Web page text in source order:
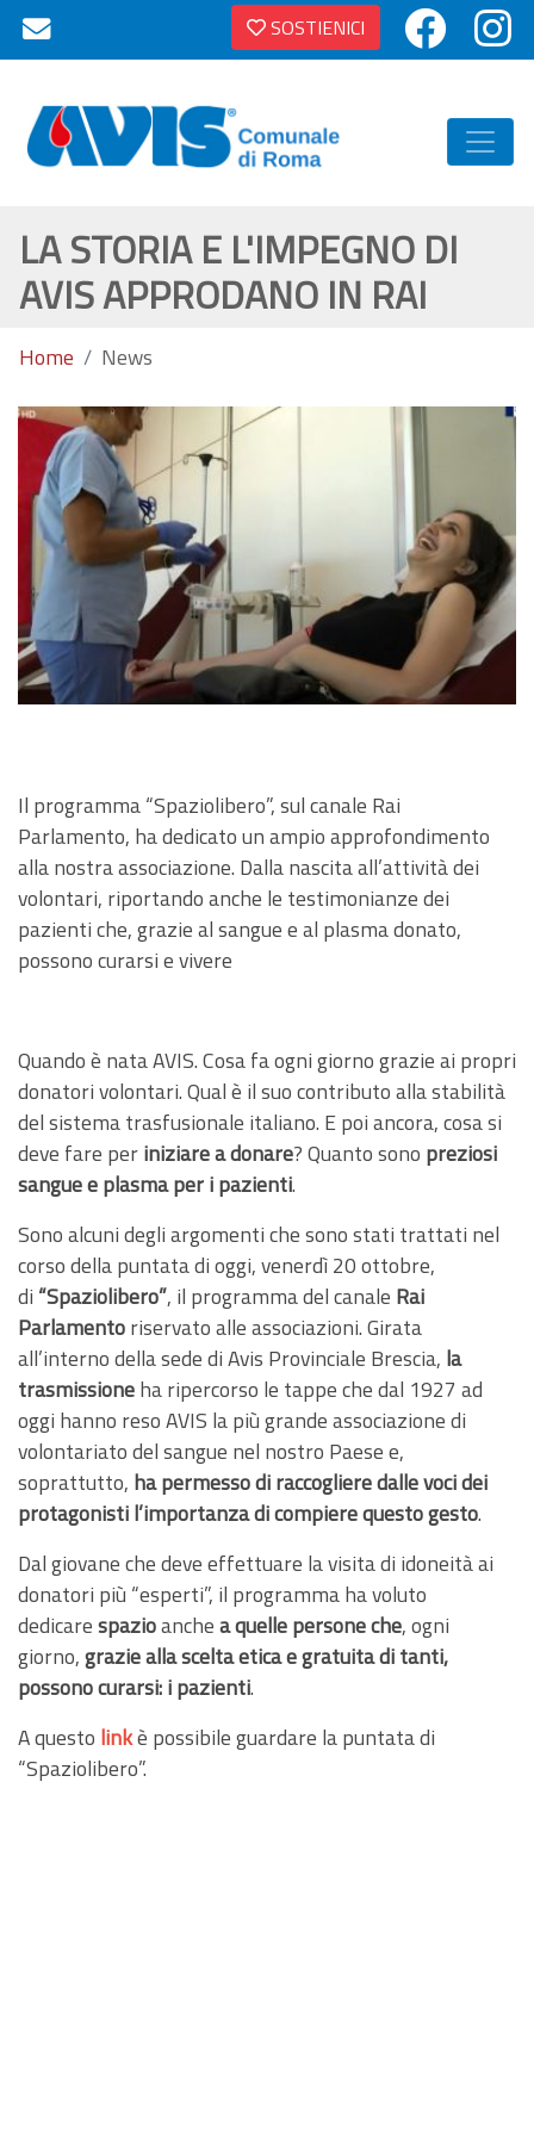
SOSTIENICI
LA STORIA E L'IMPEGNO DI
AVIS APPRODANO IN RAI
Home News
Il programma “Spaziolibero”, sul canale Rai
Parlamento, ha dedicato un ampio approfondimento
alla nostra associazione. Dalla nascita all’attività dei
volontari, riportando anche le testimonianze dei
pazienti che, grazie al sangue e al plasma donato,
possono curarsi e vivere
Quando è nata AVIS. Cosa fa ogni giorno grazie ai propri
donatori volontari. Qual è il suo contributo alla stabilità
del sistema trasfusionale italiano. E poi ancora, cosa si
deve fare periniziare a donare? Quanto sono preziosi
sangue e plasma per i pazienti.
Sono alcuni degli argomenti che sono stati trattati nel
corso della puntata di oggi, venerdì 20 ottobre,
di “Spaziolibero”, il programma del canale Rai
Parlamentoriservato alle associazioni. Girata
all’interno della sede di Avis Provinciale Brescia, la
trasmissioneha ripercorso le tappe che dal 1927 ad
oggi hanno reso AVIS la più grande associazione di
volontariato del sangue nel nostro Paese e,
soprattutto, ha permesso di raccogliere dalle voci dei
protagonisti l’importanza di compiere questo gesto.
Dal giovane che deve effettuare la visita di idoneità ai
donatori più “esperti”, il programma ha voluto
dedicarespazioanchea quelle persone che, ogni
giorno,grazie alla scelta etica e gratuita di tanti,
possono curarsi: i pazienti.
A questo linkè possibile guardare la puntata di
“Spaziolibero”.